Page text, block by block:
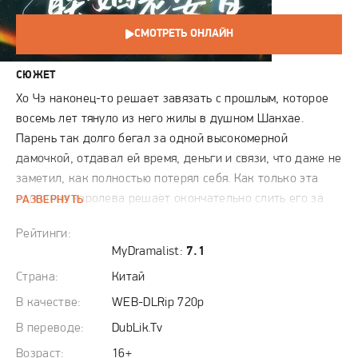
СМОТРЕТЬ ОНЛАЙН
СЮЖЕТ
Хо Чэ наконец-то решает завязать с прошлым, которое
восемь лет тянуло из него жилы в душном Шанхае.
Парень так долго бегал за одной высокомерной
дамочкой, отдавал ей время, деньги и связи, что даже не
заметил, как полностью потерял себя. Как только эта
холодная королева решает окончательно слить его за
молча подписывает бумаги и сваливает. Самое смешное,
что бывшую это жутко бесит. Девчонка привыкла, что он
всегда на побегушках, поэтому теперь ищет во всем
подвох и ждет, что Хо Чэ начнет мстить.
РАЗВЕРНУТЬ
Рейтинги:
MyDramalist: 7.1
Страна:
Китай
В качестве:
WEB-DLRip 720p
В переводе:
DubLik.Tv
Возраст:
16+